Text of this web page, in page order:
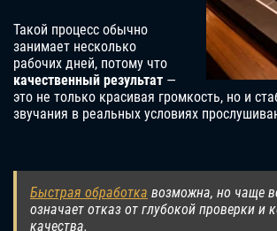
Такой процесс обычно
занимает несколько
рабочих дней, потому что
качественный результат —
это не только красивая громкость, но и
звучания в реальных условиях
Быстрая обработка возможна, но чаще
означает отказ от глубокой проверки и
качества.